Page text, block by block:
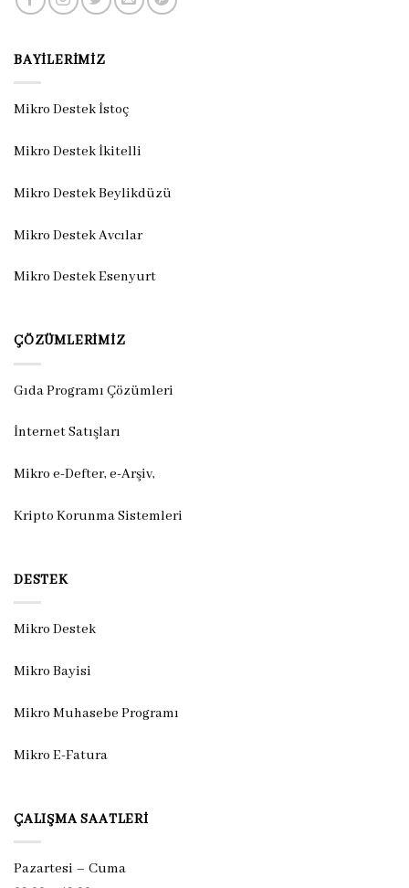
BAYILERIMIZ
Mikro Destek İstoç
Mikro Destek İkitelli
Mikro Destek Beylikdüzü
Mikro Destek Avcılar
Mikro Destek Esenyurt
ÇÖZÜMLERIMIZ
Gıda Programı Çözümleri
İnternet Satışları
Mikro e-Defter, e-Arşiv,
Kripto Korunma Sistemleri
DESTEK
Mikro Destek
Mikro Bayisi
Mikro Muhasebe Programı
Mikro E-Fatura
ÇALIŞMA SAATLERI
Pazartesi – Cuma